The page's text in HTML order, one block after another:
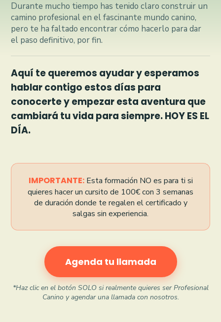
Durante mucho tiempo has tenido claro construir un
camino profesional en el fascinante mundo canino,
pero te ha faltado encontrar cómo hacerlo para dar
el paso definitivo, por fin.
Aquí te queremos ayudar y esperamos
hablar contigo estos días para
conocerte y empezar esta aventura que
cambiará tu vida para siempre. HOY ES EL
DÍA.
IMPORTANTE:Esta formación NO es para ti si
quieres hacer un cursito de 100€ con 3 semanas
de duración donde te regalen el certificado y
salgas sin experiencia.
Agenda tu llamada
*Haz clic en el botón SOLO si realmente quieres ser Profesional
Canino y agendar una llamada con nosotros.